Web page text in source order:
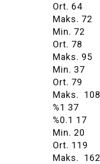
Ort. 64
Maks. 72
Min. 72
Ort. 78
Maks. 95
Min. 37
Ort. 79
Maks. 108
%1 37
%0.1 17
Min. 20
Ort. 119
Maks. 162